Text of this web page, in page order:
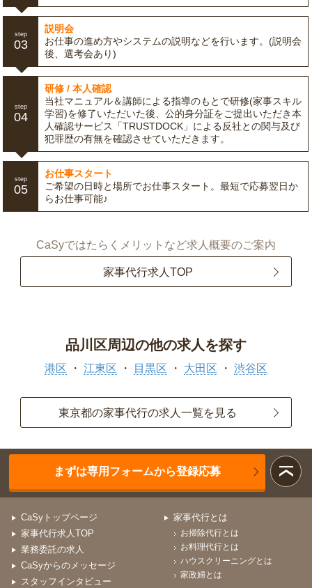
step
03
説明会
お仕事の進め方やシステムの説明などを行います。(説明会
後、選考会あり)
step
04
研修 / 本人確認
当社マニュアル＆講師による指導のもとで研修(家事スキル
学習)を修了いただいた後、公的身分証をご提出いただき本
人確認サービス「TRUSTDOCK」による反社との関与及び
犯罪歴の有無を確認させていただきます。
step
05
お仕事スタート
ご希望の日時と場所でお仕事スタート。最短で応募翌日か
らお仕事可能♪
CaSyではたらくメリットなど求人概要のご案内
家事代行求人TOP
品川区周辺の他の求人を探す
港区 江東区 目黒区 大田区 渋谷区
東京都の家事代行の求人一覧を見る
まずは専用フォームから登録応募
CaSyトップページ
家事代行求人TOP
業務委託の求人
CaSyからのメッセージ
スタッフインタビュー
家事代行とは
お掃除代行とは
お料理代行とは
ハウスクリーニングとは
家政婦とは